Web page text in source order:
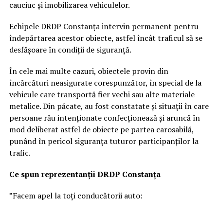
cauciuc și imobilizarea vehiculelor.
Echipele DRDP Constanța intervin permanent pentru
îndepărtarea acestor obiecte, astfel încât traficul să se
desfășoare în condiții de siguranță.
În cele mai multe cazuri, obiectele provin din
încărcături neasigurate corespunzător, în special de la
vehicule care transportă fier vechi sau alte materiale
metalice. Din păcate, au fost constatate și situații în care
persoane rău intenționate confecționează și aruncă în
mod deliberat astfel de obiecte pe partea carosabilă,
punând în pericol siguranța tuturor participanților la
trafic.
Ce spun reprezentanții DRDP Constanța
”Facem apel la toți conducătorii auto: